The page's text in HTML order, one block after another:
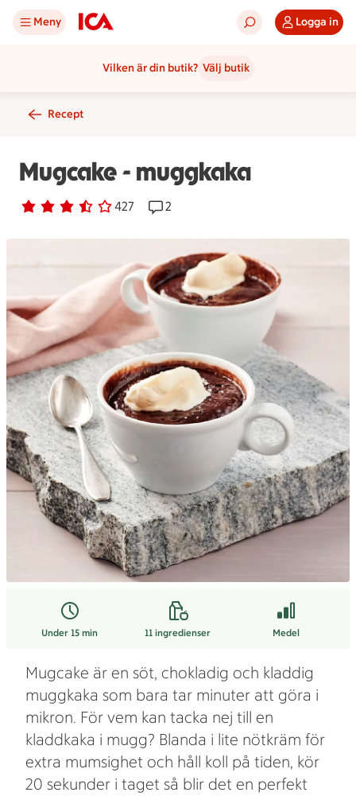
Meny Logga in
Vilken är din butik? Välj butik
Recept
Mugcake - muggkaka
Betyg 3.7 av 5. 427
427 personer har röstatReceptet har 2 kommentarer
2
Under 15 min 11ingredienser Medel
Mugcake är en söt, chokladig och kladdig
muggkaka som bara tar minuter att göra i
mikron. För vem kan tacka nej till en
kladdkaka i mugg? Blanda i lite nötkräm för
extra mumsighet och håll koll på tiden, kör
20 sekunder i taget så blir det en perfekt